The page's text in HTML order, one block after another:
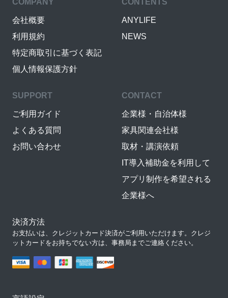
COMPANY
会社概要
利用規約
特定商取引に基づく表記
個人情報保護方針
CONTENTS
ANYLIFE
NEWS
SUPPORT
ご利用ガイド
よくある質問
お問い合わせ
CONTACT
企業様・自治体様
家具関連会社様
取材・講演依頼
IT導入補助金を利用して
アプリ制作を希望される
企業様へ
決済方法
お支払いは、クレジットカード決済がご利用いただけます。クレジ
ットカードをお持ちでない方は、事務局までご連絡ください。